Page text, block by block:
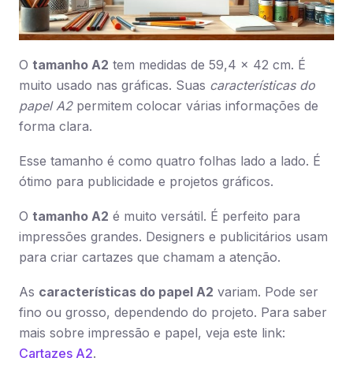
O tamanho A2 tem medidas de 59,4 x 42 cm. É
muito usado nas gráficas. Suas características do
papel A2permitem colocar várias informações de
forma clara.
Esse tamanho é como quatro folhas lado a lado. É
ótimo para publicidade e projetos gráficos.
O tamanho A2 é muito versátil. É perfeito para
impressões grandes. Designers e publicitários usam
para criar cartazes que chamam a atenção.
As características do papel A2 variam. Pode ser
fino ou grosso, dependendo do projeto. Para saber
mais sobre impressão e papel, veja este link:
Cartazes A2.